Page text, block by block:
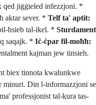
qed jiġġieled infezzjoni. *
aktar sever. * Telf ta' aptit:
ħsieb tal-ikel. * Sturdament
saqajk. * Iċ-ċpar fil-moħħ:
kajman jew tinsieh.
biex tinnota kwalunkwe
minuri. Din l-informazzjoni se
professjonist tal-kura tas-